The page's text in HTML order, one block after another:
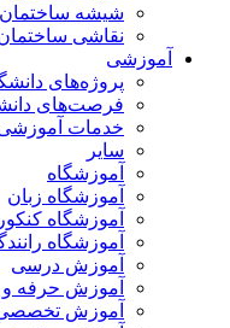
شیشه ساختمان
نقاشی
آموزشی
پروژه‌های
فرصت‌های
خدمات
سایر
آموزشگاه
آموزشگاه زبان
آموزشگاه کنکور
آموزشگاه
آموزش درسی
آموزش حرفه
آموزش